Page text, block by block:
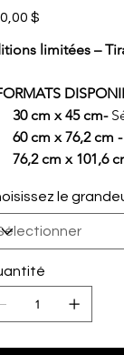
$
limitées –
30 cm x 45 cm-
60 cm x 76,2 cm -
76,2 cm x 101,6
le